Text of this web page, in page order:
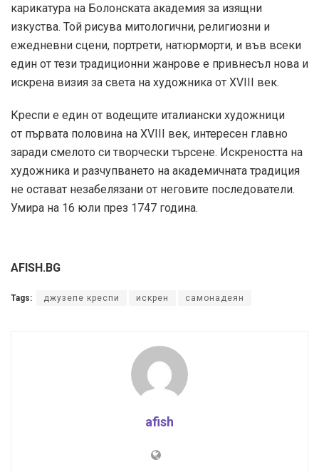
карикатура на Болонската академия за изящни
изкуства. Той рисува митологични, религиозни и
ежедневни сцени, портрети, натюрморти, и във всеки
един от тези традиционни жанрове е привнесъл нова и
искрена визия за света на художника от XVIII век.
Креспи е един от водещите италиански художници
от първата половина на XVIII век, интересен главно
заради смелото си творчески търсене. Искреността на
художника и разчупването на академичната традиция
не остават незабелязани от неговите последователи.
Умира на 16 юли през 1747 година.
AFISH.BG
Tags: джузепе креспи искрен самонадеян
afish